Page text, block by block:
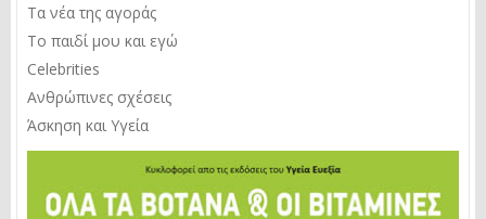
Τα νέα της αγοράς
Το παιδί μου και εγώ
Celebrities
Ανθρώπινες σχέσεις
Άσκηση και Υγεία